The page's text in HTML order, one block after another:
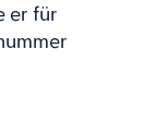
er für